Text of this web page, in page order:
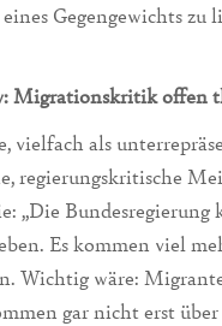
Gegengewichts zu
Migrationskritik offen
vielfach als
regierungskritische
„Die Bundesregierung
Es kommen viel
Wichtig wäre:
gar nicht erst über